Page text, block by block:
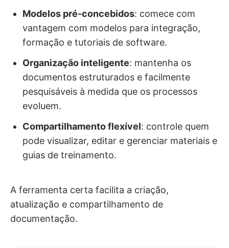
Modelos pré-concebidos: comece com
vantagem com modelos para integração,
formação e tutoriais de software.
Organização inteligente: mantenha os
documentos estruturados e facilmente
pesquisáveis à medida que os processos
evoluem.
Compartilhamento flexível: controle quem
pode visualizar, editar e gerenciar materiais e
guias de treinamento.
A ferramenta certa facilita a criação,
atualização e compartilhamento de
documentação.